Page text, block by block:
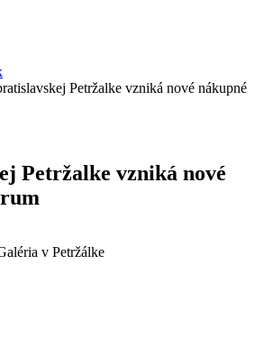
Petržalke vzniká nové nákupné
Petržalke vzniká nové